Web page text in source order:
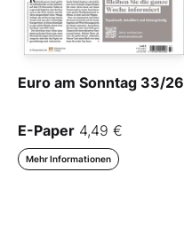
Euro am Sonntag 33/26
E-Paper 4,49 €
Mehr Informationen